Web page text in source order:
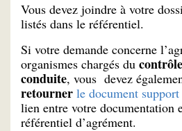
Vous devez joindre à votre
listés dans le référentiel.
Si votre demande concerne
organismes chargés du
conduite, vous devez
retourner le document support
lien entre votre documentation
référentiel d’agrément.